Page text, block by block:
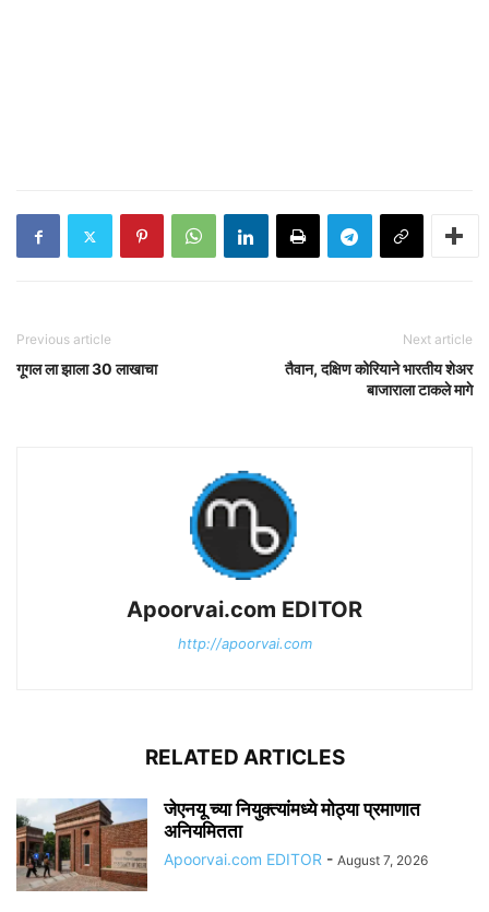
Previous article
गूगल ला झाला 30 लाखाचा
Next article
तैवान, दक्षिण कोरियाने भारतीय शेअर
बाजाराला टाकले मागे
Apoorvai.com EDITOR
http://apoorvai.com
RELATED ARTICLES
जेएनयू च्या नियुक्त्यांमध्ये मोठ्या प्रमाणात
अनियमितता
Apoorvai.com EDITOR - August 7, 2026